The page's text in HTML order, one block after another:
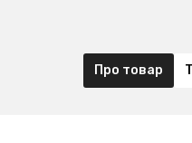
Про товар